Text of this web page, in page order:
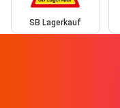
SB Lagerkauf